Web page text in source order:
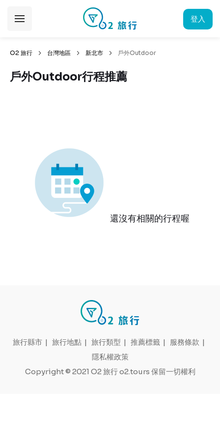
登入
O2 旅行 台灣地區 新北市 戶外Outdoor
戶外Outdoor行程推薦
還沒有相關的行程喔
Copyright © 2021 O2 旅行 o2.tours 保留一切權利
旅行縣市| 旅行地點| 旅行類型 | 推薦標籤| 服務條款 |
隱私權政策